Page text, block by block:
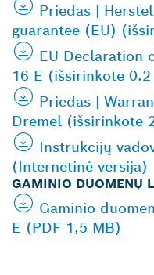
Priedas |
guarantee (EU)
EU Declaration
16 E (išsirinkote 0.2
Priedas |
Dremel (išsirinkote
Instrukcijų
(Internetinė versija)
GAMINIO DUOMENŲ
Gaminio
E (PDF 1,5 MB)